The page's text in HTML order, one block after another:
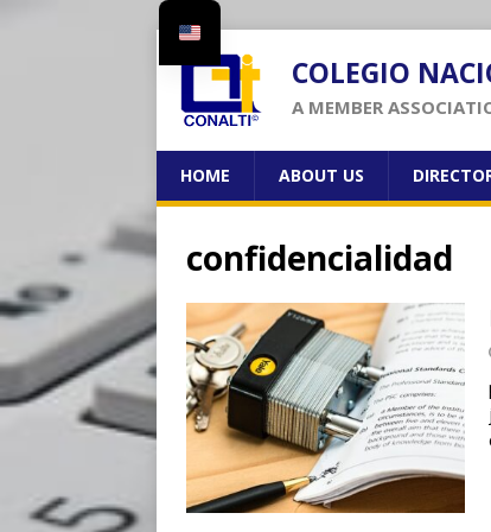
COLEGIO
A MEMBER
HOME ABOUT US
confidencialidad